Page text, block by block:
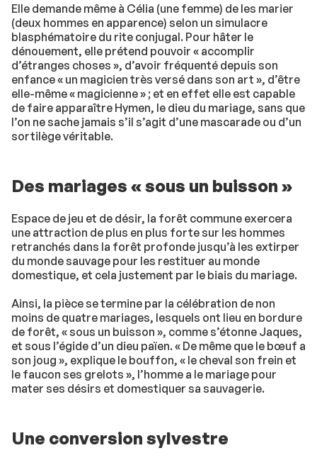
Elle demande même à Célia (une femme) de les marier
(deux hommes en apparence) selon un simulacre
blasphématoire du rite conjugal. Pour hâter le
dénouement, elle prétend pouvoir « accomplir
d’étranges choses », d’avoir fréquenté depuis son
enfance « un magicien très versé dans son art », d’être
elle-même « magicienne » ; et en effet elle est capable
de faire apparaître Hymen, le dieu du mariage, sans que
l’on ne sache jamais s’il s’agit d’une mascarade ou d’un
sortilège véritable.
Des mariages « sous un buisson »
Espace de jeu et de désir, la forêt commune exercera
une attraction de plus en plus forte sur les hommes
retranchés dans la forêt profonde jusqu’à les extirper
du monde sauvage pour les restituer au monde
domestique, et cela justement par le biais du mariage.
Ainsi, la pièce se termine par la célébration de non
moins de quatre mariages, lesquels ont lieu en bordure
de forêt, « sous un buisson », comme s’étonne Jaques,
et sous l’égide d’un dieu païen. « De même que le bœuf a
son joug », explique le bouffon, « le cheval son frein et
le faucon ses grelots », l’homme a le mariage pour
mater ses désirs et domestiquer sa sauvagerie.
Une conversion sylvestre